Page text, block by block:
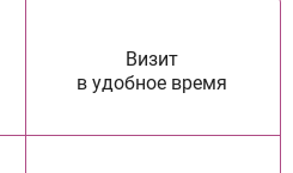
Визит
в удобное время